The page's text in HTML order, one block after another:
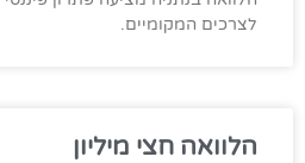
לצרכים המקומיים.
הלוואה חצי מיליון